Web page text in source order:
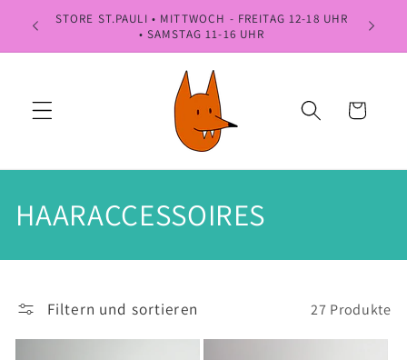
zumSTORE ST.PAULI • MITTWOCH - FREITAG 12-18 UHR
• SAMSTAG 11-16 UHR
Warenkorb
K
a
e
HAARACCESSOIRES
Filtern und sortieren 27 Produkte